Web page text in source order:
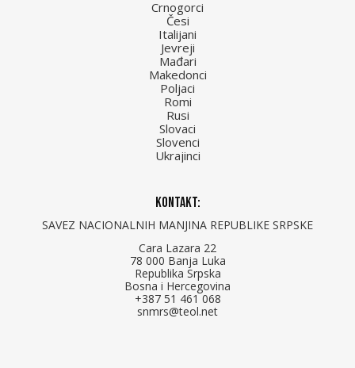
Crnogorci
Česi
Italijani
Jevreji
Mađari
Makedonci
Poljaci
Romi
Rusi
Slovaci
Slovenci
Ukrajinci
Kontakt:
SAVEZ NACIONALNIH MANJINA REPUBLIKE SRPSKE
Cara Lazara 22
78 000 Banja Luka
Republika Srpska
Bosna i Hercegovina
+387 51 461 068
snmrs@teol.net